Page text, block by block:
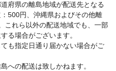
府県の離島地域が配送先となる
500円、沖縄県およびその他離
これら以外の配送地域でも、一部
る場合がございます。
も指定日通り届かない場合がご
への配送は致しかねます。